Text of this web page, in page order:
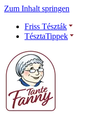
Zum Inhalt springen
Friss Tészták
TésztaTippek